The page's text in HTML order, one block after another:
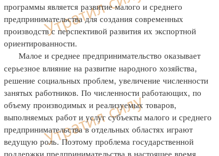
программы является развитие малого и среднего
предпринимательства для создания современных
производств с перспективой развития их экспортной
ориентированности.
Малое и среднее предпринимательство оказывает
серьезное влияние на развитие народного хозяйства,
решение социальных проблем, увеличение численности
занятых работников. По численности работающих, по
объему производимых и реализуемых товаров,
выполняемых работ и услуг субъекты малого и среднего
предпринимательства в отдельных областях играют
ведущую роль. Поэтому проблема государственной
поддержки предпринимательства в настоящее время